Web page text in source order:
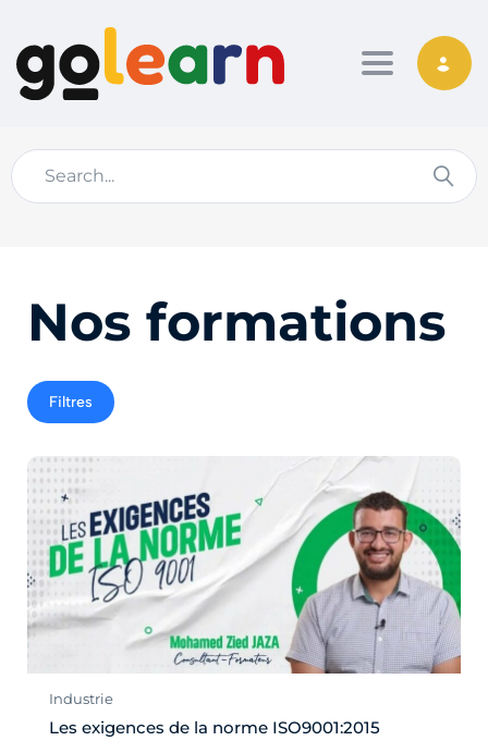
Toggle
Nos formations
Filtres
Industrie
Les exigences de la norme ISO9001:2015